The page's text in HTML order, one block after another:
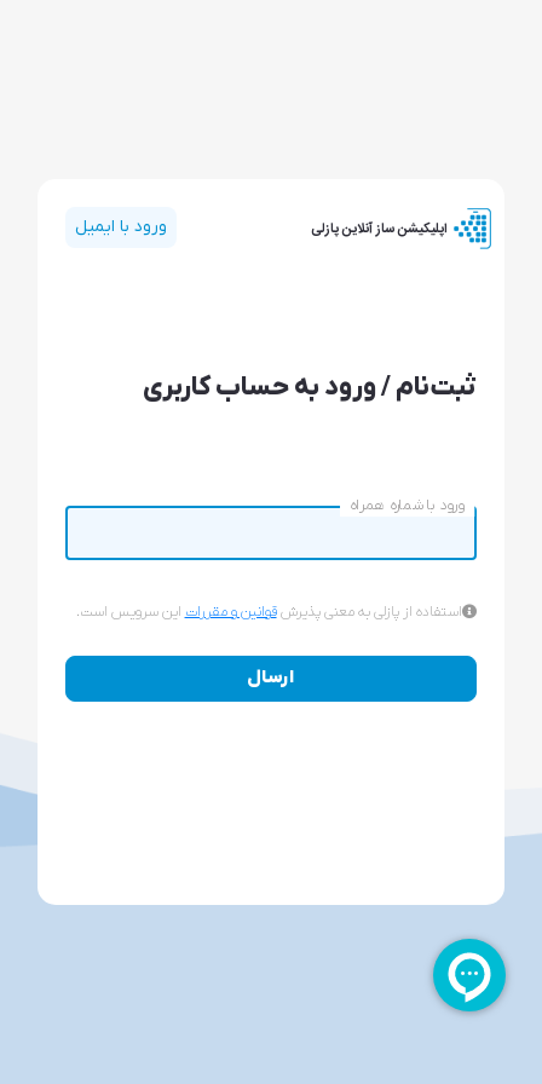
ورود با ایمیل اپلیکیشن ساز آنلاین پازلی
ثبت‌نام / ورود به حساب کاربری
ورود با شماره همراه
استفاده از پازلی به معنی پذیرشقوانین و مقررات این سرویس است.